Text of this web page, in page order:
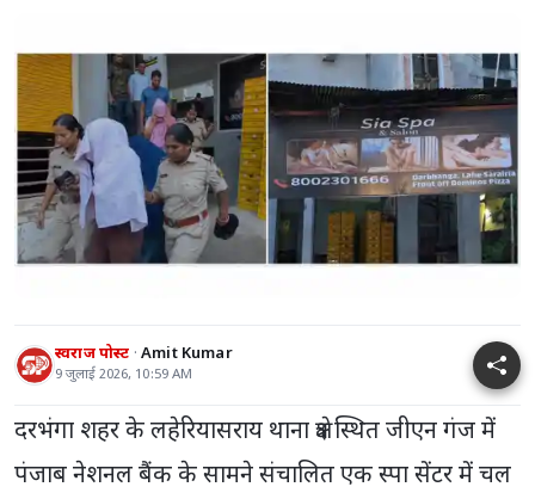
स्वराज पोस्ट Amit Kumar
9 जुलाई 2026, 10:59 AM
दरभंगा शहर के लहेरियासराय थाना क्षेत्र स्थित जीएन गंज में
पंजाब नेशनल बैंक के सामने संचालित एक स्पा सेंटर में चल